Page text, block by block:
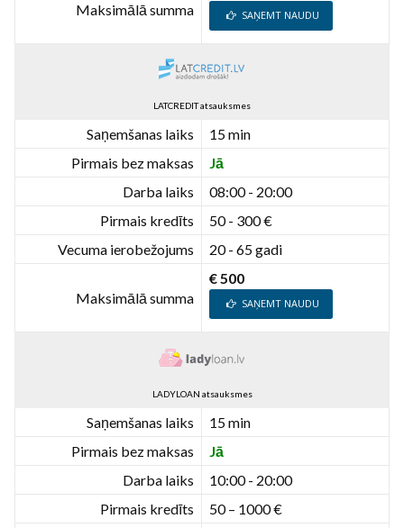
Maksimālā summa SAŅEMT NAUDU
LATCREDIT atsauksmes
Saņemšanas laiks
15 min
Pirmais bez maksas
Jā
Darba laiks
08:00 - 20:00
Pirmais kredīts
50 - 300 €
Vecuma ierobežojums
20 - 65 gadi
Maksimālā summa
€ 500
SAŅEMT NAUDU
LADYLOAN atsauksmes
Saņemšanas laiks
15 min
Pirmais bez maksas
Jā
Darba laiks
10:00 - 20:00
Pirmais kredīts
50 – 1000 €